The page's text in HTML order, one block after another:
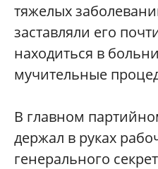
тяжелых
заставляли его
находиться в
мучительные
В главном
держал в руках
генерального